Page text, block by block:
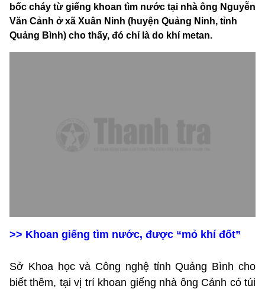
bốc cháy từ giếng khoan tìm nước tại nhà ông Nguyễn
Văn Cảnh ở xã Xuân Ninh (huyện Quảng Ninh, tỉnh
Quảng Bình) cho thấy, đó chỉ là do khí metan.
>> Khoan giếng tìm nước, được “mỏ khí đốt”
Sở Khoa học và Công nghệ tỉnh Quảng Bình cho
biết thêm, tại vị trí khoan giếng nhà ông Cảnh có túi